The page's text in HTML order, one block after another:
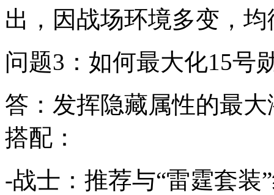
出，因战场环境多变，
问题3：如何最大化15号
答：发挥隐藏属性的最
搭配：
-战士：推荐与“雷霆套装